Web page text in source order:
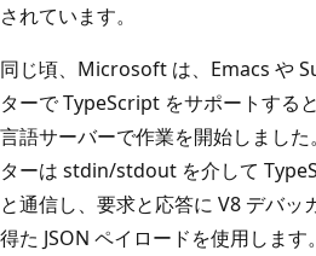
されています。
同じ頃、Microsoft は、Emacs や
ターで TypeScript をサポートする
言語サーバーで作業を開始しまし
ターは stdin/stdout を介して
と通信し、要求と応答に V8 デバッ
得た JSON ペイロードを使用しま